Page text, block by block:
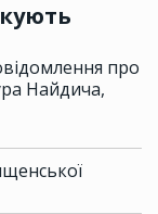
про
Найдича,